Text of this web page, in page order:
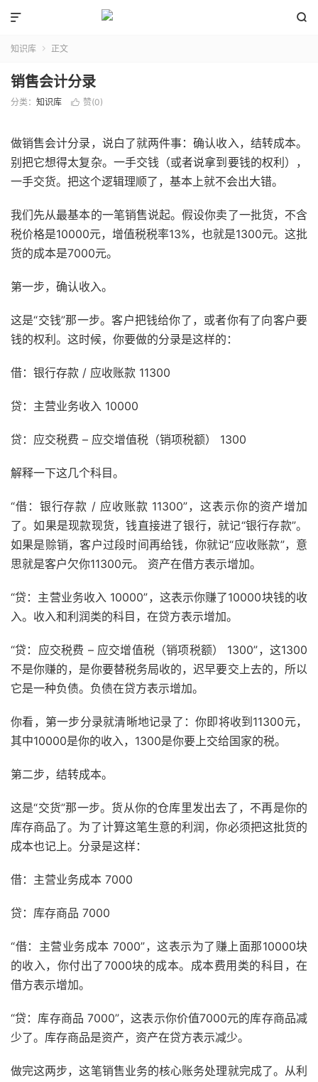


知识库  正文
销售会计分录
分类： 知识库  赞(0)
做销售会计分录，说白了就两件事：确认收入，结转成本。
别把它想得太复杂。一手交钱（或者说拿到要钱的权利），
一手交货。把这个逻辑理顺了，基本上就不会出大错。
我们先从最基本的一笔销售说起。假设你卖了一批货，不含
税价格是10000元，增值税税率13%，也就是1300元。这批
货的成本是7000元。
第一步，确认收入。
这是“交钱”那一步。客户把钱给你了，或者你有了向客户要
钱的权利。这时候，你要做的分录是这样的：
借：银行存款 / 应收账款 11300
贷：主营业务收入 10000
贷：应交税费 – 应交增值税（销项税额） 1300
解释一下这几个科目。
“借：银行存款 / 应收账款 11300”，这表示你的资产增加
了。如果是现款现货，钱直接进了银行，就记“银行存款”。
如果是赊销，客户过段时间再给钱，你就记“应收账款”，意
思就是客户欠你11300元。 资产在借方表示增加。
“贷：主营业务收入 10000”，这表示你赚了10000块钱的收
入。收入和利润类的科目，在贷方表示增加。
“贷：应交税费 – 应交增值税（销项税额） 1300”，这1300
不是你赚的，是你要替税务局收的，迟早要交上去的，所以
它是一种负债。负债在贷方表示增加。
你看，第一步分录就清晰地记录了：你即将收到11300元，
其中10000是你的收入，1300是你要上交给国家的税。
第二步，结转成本。
这是“交货”那一步。货从你的仓库里发出去了，不再是你的
库存商品了。为了计算这笔生意的利润，你必须把这批货的
成本也记上。分录是这样：
借：主营业务成本 7000
贷：库存商品 7000
“借：主营业务成本 7000”，这表示为了赚上面那10000块
的收入，你付出了7000块的成本。成本费用类的科目，在
借方表示增加。
“贷：库存商品 7000”，这表示你价值7000元的库存商品减
少了。库存商品是资产，资产在贷方表示减少。
做完这两步，这笔销售业务的核心账务处理就完成了。从利